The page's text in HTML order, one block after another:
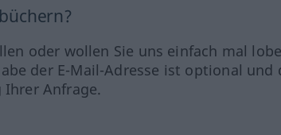
oder wollen Sie uns einfach mal
der E-Mail-Adresse ist optional und
Anfrage.